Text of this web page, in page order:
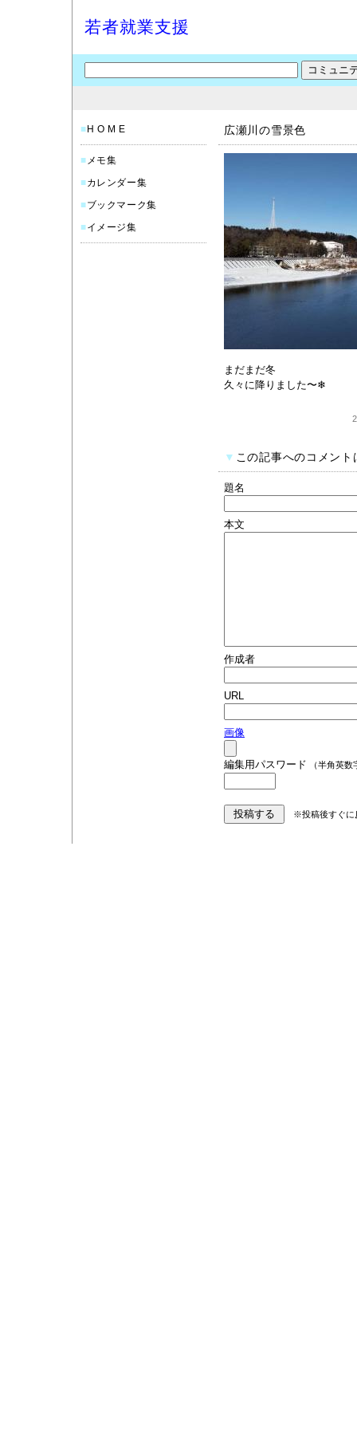
若者就業支援
■ H O M E
■ メモ集
■カレンダー集
■ブックマーク集
■イメージ集
広瀬川の雪景色
まだまだ冬
久々に降りました〜❄
▼ この記事へのコメント
題名
本文
作成者
URL
画像
編集用パスワード （半角英数
※投稿後すぐに